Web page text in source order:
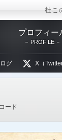
杜こ
プロフィー
PROFILE
グ X（Twitter
ード